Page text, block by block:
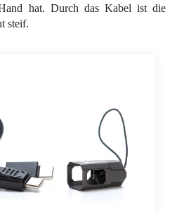
hat. Durch das Kabel ist die
steif.